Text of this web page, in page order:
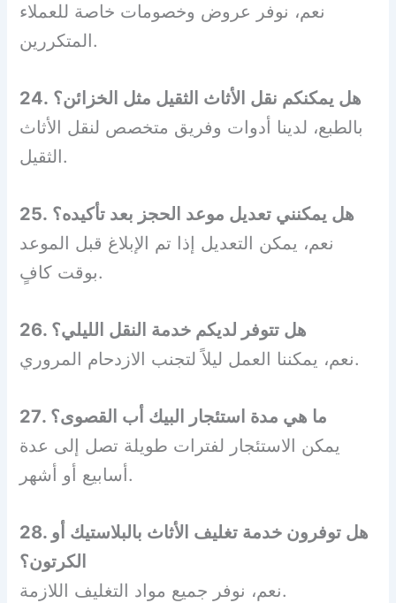
نعم، نوفر عروض وخصومات خاصة للعملاء
المتكررين.
24. هل يمكنكم نقل الأثاث الثقيل مثل الخزائن؟
بالطبع، لدينا أدوات وفريق متخصص لنقل الأثاث
الثقيل.
25. هل يمكنني تعديل موعد الحجز بعد تأكيده؟
نعم، يمكن التعديل إذا تم الإبلاغ قبل الموعد
بوقت كافٍ.
26. هل تتوفر لديكم خدمة النقل الليلي؟
نعم، يمكننا العمل ليلاً لتجنب الازدحام المروري.
27. ما هي مدة استئجار البيك أب القصوى؟
يمكن الاستئجار لفترات طويلة تصل إلى عدة
أسابيع أو أشهر.
28. هل توفرون خدمة تغليف الأثاث بالبلاستيك أو
الكرتون؟
نعم، نوفر جميع مواد التغليف اللازمة.